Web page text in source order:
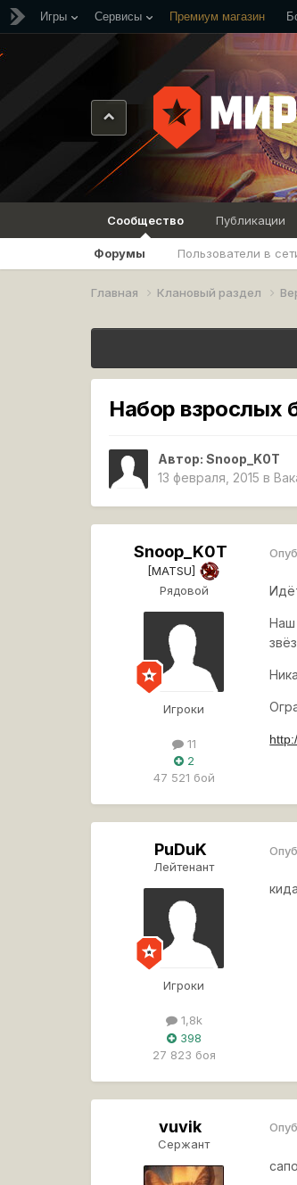
Игры Сервисы Премиум магазин
Сообщество
Форумы Пользователи в
Публикации
Главная Клановый раздел
Набор взрослых
Автор:Snoop_K0T
13 февраля, 2015 в
Snoop_K0T
[MATSU]
Рядовой
Игроки
11
2
47 521 бой
Наш
PuDuK
Лейтенант
Игроки
1,8k
398
27 823 боя
vuvik
Сержант